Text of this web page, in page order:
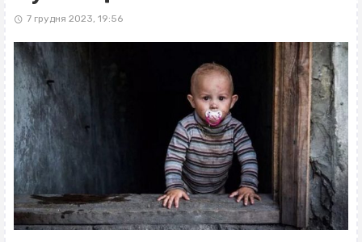
7 грудня 2023, 19:56